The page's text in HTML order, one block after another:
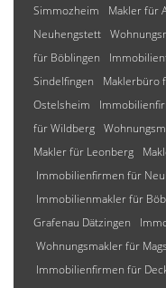
Simmozheim
Makler für
Neuhengstett
für Böblingen
Sindelfingen
Maklerbüro
Ostelsheim
für Wildberg
Makler für Leonberg
Immobilienfirmen für
Immobilienmakler für
Grafenau Dätzingen
Wohnungsmakler für
Immobilienfirmen für